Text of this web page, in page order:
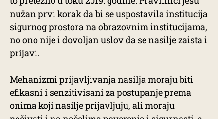
nužan prvi korak da bi se uspostavila institucija
sigurnog prostora na obrazovnim institucijama,
no ono nije i dovoljan uslov da se nasilje zaista i
prijavi.
Mehanizmi prijavljivanja nasilja moraju biti
efikasni i senzitivisani za postupanje prema
onima koji nasilje prijavljuju, ali moraju